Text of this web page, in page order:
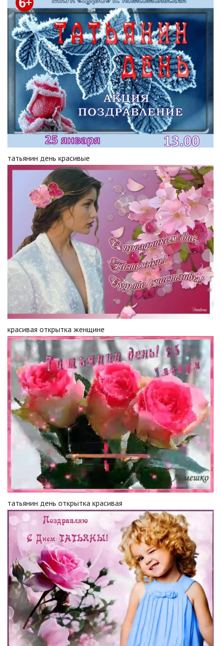
татьянин день красивые
красивая открытка женщине
татьянин день открытка красивая